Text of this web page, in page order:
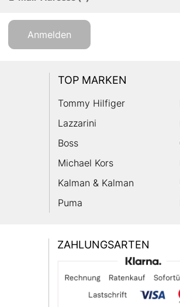
Anmelden
TOP MARKEN
Tommy Hilfiger
Lazzarini
Boss
Michael Kors
Kalman & Kalman
Puma
ZAHLUNGSARTEN